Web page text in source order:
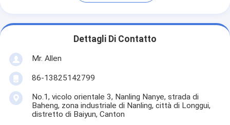
Dettagli Di Contatto
Mr. Allen
86-13825142799
No.1, vicolo orientale 3, Nanling Nanye, strada di
Baheng, zona industriale di Nanling, città di Longgui,
distretto di Baiyun, Canton